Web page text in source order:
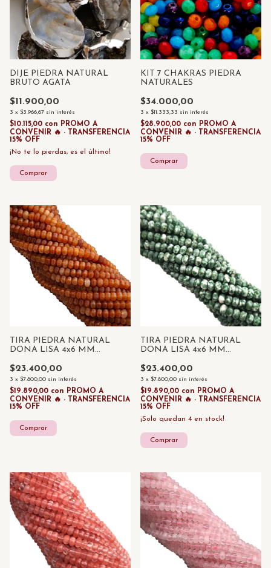
DIJE PIEDRA NATURAL
BRUTO AGATA
$11.900,00
3 x $3.966,67 sin interés
$10.115,00 con PROMO A
CONVENIR 🔥 - TRANSFERENCIA
15% OFF
¡No te lo pierdas, es el último!
KIT 7 CHAKRAS PIEDRA
NATURALES
$34.000,00
3 x $11.333,33 sin interés
$28.900,00 con PROMO A
CONVENIR 🔥 - TRANSFERENCIA
15% OFF
TIRA PIEDRA NATURAL
DONA LISA 4x6 MM
$23.400,00
3 x $7.800,00 sin interés
$19.890,00 con PROMO A
CONVENIR 🔥 - TRANSFERENCIA
15% OFF
TIRA PIEDRA NATURAL
DONA LISA 4x6 MM
$23.400,00
3 x $7.800,00 sin interés
$19.890,00 con PROMO A
CONVENIR 🔥 - TRANSFERENCIA
15% OFF
¡Solo quedan 4 en stock!